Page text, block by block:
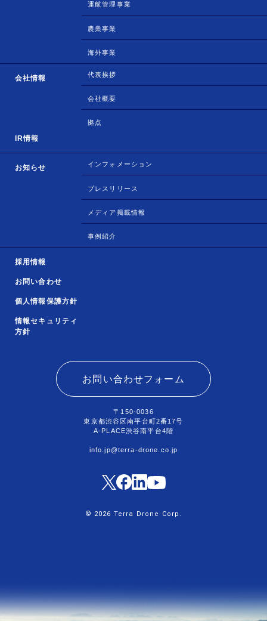
運航管理事業
農業事業
海外事業
会社情報 代表挨拶
会社概要
拠点
IR情報
お知らせ インフォメーション
プレスリリース
メディア掲載情報
事例紹介
採用情報
お問い合わせ
個人情報保護方針
情報セキュリティ
方針
お問い合わせフォーム
〒150-0036
東京都渋谷区南平台町2番17号
A-PLACE渋谷南平台4階
info.jp@terra-drone.co.jp
© 2026 Terra Drone Corp.